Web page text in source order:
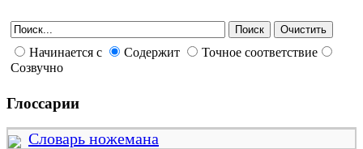
Начинается с Содержит
Точное соответствие
Созвучно
Глоссарии
Словарь ножемана